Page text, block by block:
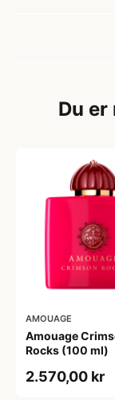
Du er
AMOUAGE
Amouage
Rocks (100 ml)
2.570,00 kr